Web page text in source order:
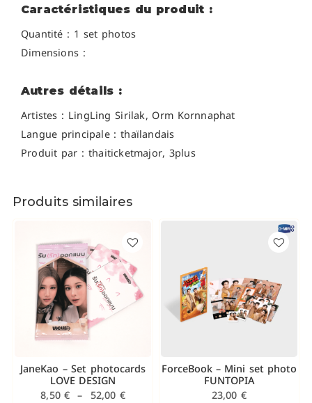
Caractéristiques du produit :
Quantité : 1 set photos
Dimensions :
Autres détails :
Artistes : LingLing Sirilak, Orm Kornnaphat
Langue principale : thaïlandais
Produit par : thaiticketmajor, 3plus
Produits similaires
JaneKao – Set photocards
LOVE DESIGN
8,50€ – 52,00 €
ForceBook – Mini set photo
FUNTOPIA
23,00 €